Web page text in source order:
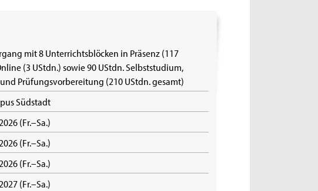
mit 8 Unterrichtsblöcken in Präsenz (117
(3 UStdn.) sowie 90 UStdn. Selbststudium,
Prüfungsvorbereitung (210 UStdn. gesamt)
Südstadt
(Fr.–Sa.)
(Fr.–Sa.)
(Fr.–Sa.)
(Fr.–Sa.)